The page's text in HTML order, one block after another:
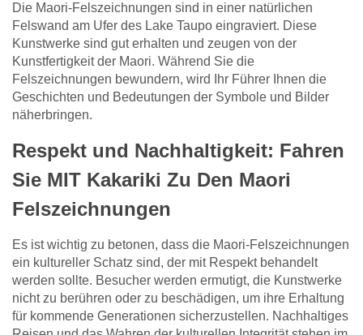
Die Maori-Felszeichnungen sind in einer natürlichen
Felswand am Ufer des Lake Taupo eingraviert. Diese
Kunstwerke sind gut erhalten und zeugen von der
Kunstfertigkeit der Maori. Während Sie die
Felszeichnungen bewundern, wird Ihr Führer Ihnen die
Geschichten und Bedeutungen der Symbole und Bilder
näherbringen.
Respekt und Nachhaltigkeit: Fahren
Sie MIT Kakariki Zu Den Maori
Felszeichnungen
Es ist wichtig zu betonen, dass die Maori-Felszeichnungen
ein kultureller Schatz sind, der mit Respekt behandelt
werden sollte. Besucher werden ermutigt, die Kunstwerke
nicht zu berühren oder zu beschädigen, um ihre Erhaltung
für kommende Generationen sicherzustellen. Nachhaltiges